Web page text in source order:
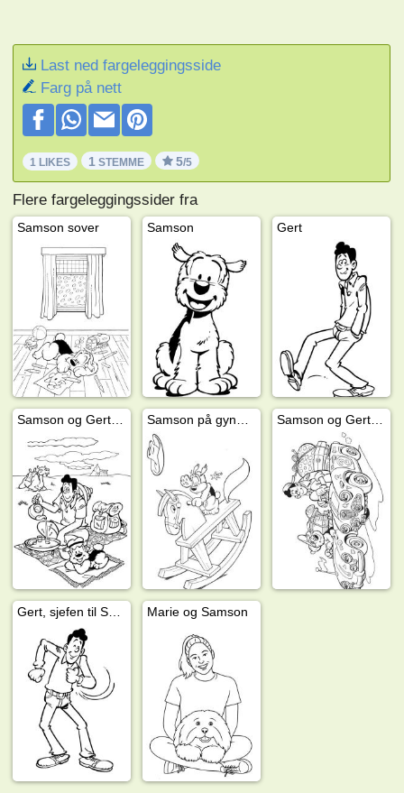
Last ned fargeleggingsside
Farg på nett
1 LIKES 1 STEMME 5/5
Flere fargeleggingssider fra
Samson sover Samson Gert
Marie og Samson